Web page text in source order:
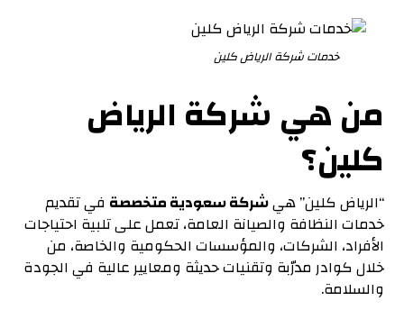
خدمات شركة الرياض كلين
من هي شركة الرياض
كلين؟
“الرياض كلين” هيشركة سعودية متخصصة في تقديم
خدمات النظافة والصيانة العامة، تعمل على تلبية احتياجات
الأفراد، الشركات، والمؤسسات الحكومية والخاصة، من
خلال كوادر مدرّبة وتقنيات حديثة ومعايير عالية في الجودة
والسلامة.